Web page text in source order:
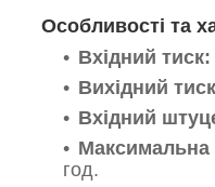
Особливості та
Вхідний тиск:
Вихідний
Вхідний
Максимальна
год.